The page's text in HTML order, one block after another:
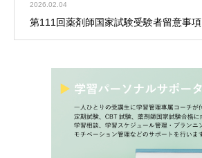
2026.02.04
第111回薬剤師国家試験受験者留意事項